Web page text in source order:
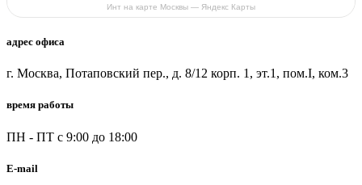
Инт на карте Москвы — Яндекс Карты
адрес офиса
г. Москва, Потаповский пер., д. 8/12 корп. 1, эт.1, пом.I, ком.3
время работы
ПН - ПТ с 9:00 до 18:00
E-mail